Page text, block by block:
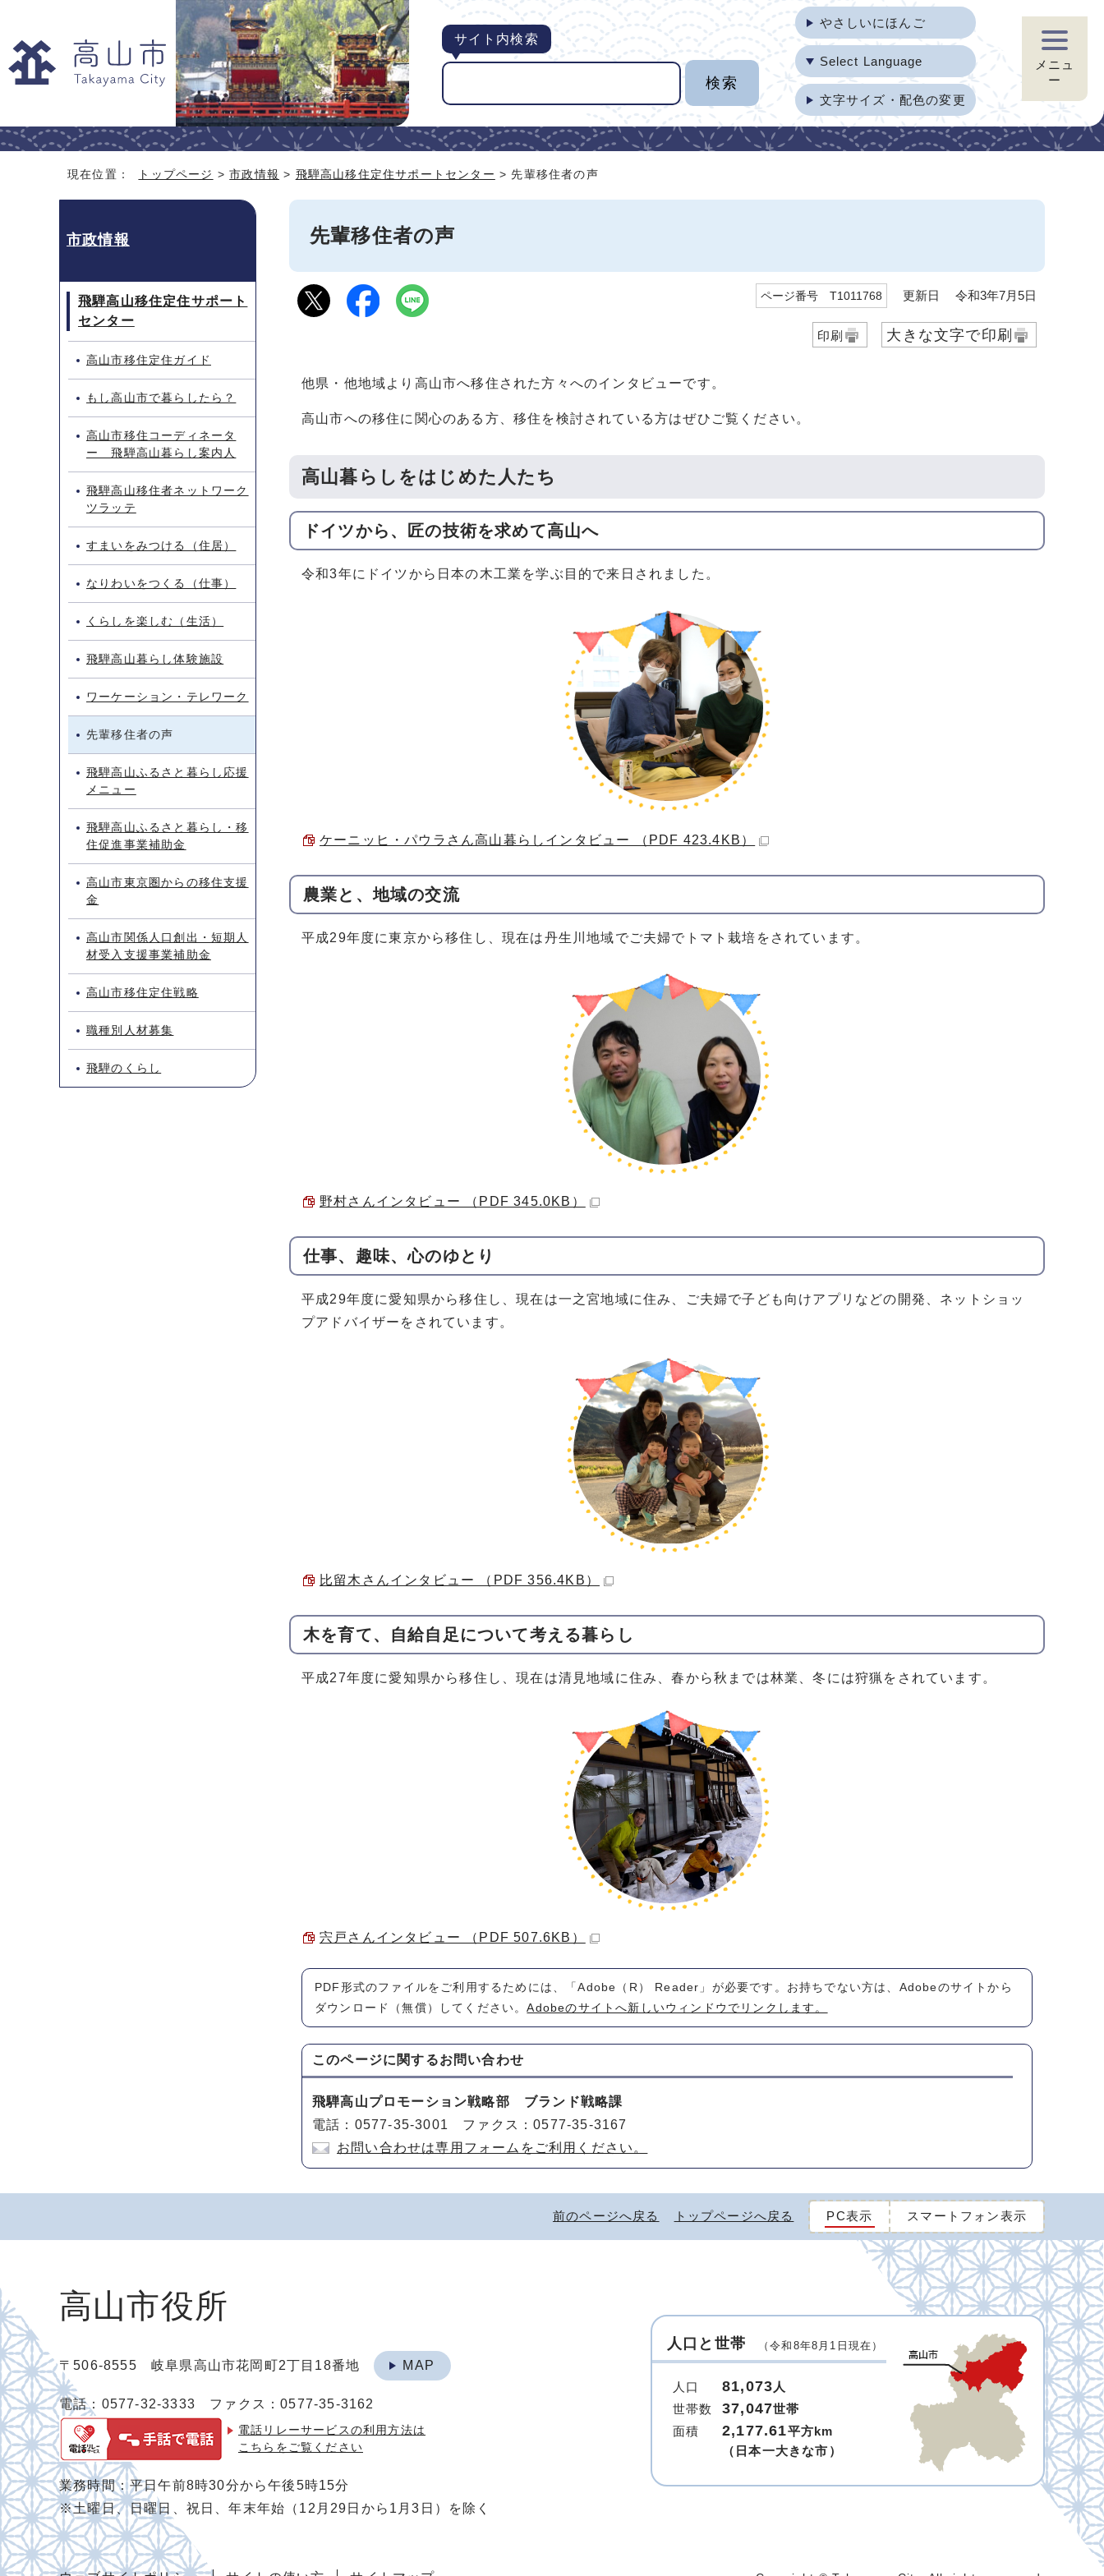
サイト内検索
やさしいにほんご
Select Language
文字サイズ・配色の変更
メニュ
ー
現在位置： トップページ >市政情報 > 飛騨高山移住定住サポートセンター > 先輩移住者の声
先輩移住者の声
ページ番号 T1011768 更新日 令和3年7月5日
印刷 大きな文字で印刷
他県・他地域より高山市へ移住された方々へのインタビューです。
高山市への移住に関心のある方、移住を検討されている方はぜひご覧ください。
高山暮らしをはじめた人たち
ドイツから、匠の技術を求めて高山へ
令和3年にドイツから日本の木工業を学ぶ目的で来日されました。
ケーニッヒ・パウラさん高山暮らしインタビュー （PDF 423.4KB）
農業と、地域の交流
平成29年度に東京から移住し、現在は丹生川地域でご夫婦でトマト栽培をされています。
野村さんインタビュー （PDF 345.0KB）
仕事、趣味、心のゆとり
平成29年度に愛知県から移住し、現在は一之宮地域に住み、ご夫婦で子ども向けアプリなどの開発、ネットショッ
プアドバイザーをされています。
比留木さんインタビュー （PDF 356.4KB）
木を育て、自給自足について考える暮らし
平成27年度に愛知県から移住し、現在は清見地域に住み、春から秋までは林業、冬には狩猟をされています。
宍戸さんインタビュー （PDF 507.6KB）
PDF形式のファイルをご利用するためには、「Adobe（R） Reader」が必要です。お持ちでない方は、Adobeのサイトから
ダウンロード（無償）してください。Adobeのサイトへ新しいウィンドウでリンクします。
このページに関するお問い合わせ
飛騨高山プロモーション戦略部 ブランド戦略課
電話：0577-35-3001 ファクス：0577-35-3167
お問い合わせは専用フォームをご利用ください。
市政情報
飛騨高山移住定住サポート
センター
高山市移住定住ガイド
もし高山市で暮らしたら？
高山市移住コーディネータ
ー 飛騨高山暮らし案内人
飛騨高山移住者ネットワーク
ツラッテ
すまいをみつける（住居）
なりわいをつくる（仕事）
くらしを楽しむ（生活）
飛騨高山暮らし体験施設
ワーケーション・テレワーク
先輩移住者の声
飛騨高山ふるさと暮らし応援
メニュー
飛騨高山ふるさと暮らし・移
住促進事業補助金
高山市東京圏からの移住支援
金
高山市関係人口創出・短期人
材受入支援事業補助金
高山市移住定住戦略
職種別人材募集
飛騨のくらし
前のページへ戻る トップページへ戻る PC表示 スマートフォン表示
高山市役所
〒506-8555 岐阜県高山市花岡町2丁目18番地 MAP
電話：0577-32-3333 ファクス：0577-35-3162
電話リレーサービスの利用方法は
こちらをご覧ください
業務時間：平日午前8時30分から午後5時15分
※土曜日、日曜日、祝日、年末年始（12月29日から1月3日）を除く
人口と世帯 （令和8年8月1日現在）
人口 81,073 人
世帯数
37,047世帯
面積
2,177.61平方km
（日本一大きな市）